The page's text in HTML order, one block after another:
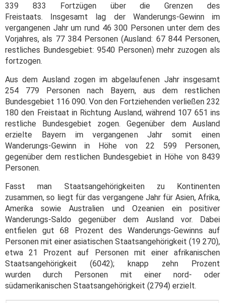
339 833 Fortzügen über die Grenzen des
Freistaats. Insgesamt lag der Wanderungs-Gewinn im
vergangenen Jahr um rund 46 300 Personen unter dem des
Vorjahres, als 77 384 Personen (Ausland: 67 844 Personen,
restliches Bundesgebiet: 9540 Personen) mehr zuzogen als
fortzogen.
Aus dem Ausland zogen im abgelaufenen Jahr insgesamt
254 779 Personen nach Bayern, aus dem restlichen
Bundesgebiet 116 090. Von den Fortziehenden verließen 232
180 den Freistaat in Richtung Ausland, während 107 651 ins
restliche Bundesgebiet zogen. Gegenüber dem Ausland
erzielte Bayern im vergangenen Jahr somit einen
Wanderungs-Gewinn in Höhe von 22 599 Personen,
gegenüber dem restlichen Bundesgebiet in Höhe von 8439
Personen.
Fasst man Staatsangehörigkeiten zu Kontinenten
zusammen, so liegt für das vergangene Jahr für Asien, Afrika,
Amerika sowie Australien und Ozeanien ein positiver
Wanderungs-Saldo gegenüber dem Ausland vor. Dabei
entfielen gut 68 Prozent des Wanderungs-Gewinns auf
Personen mit einer asiatischen Staatsangehörigkeit (19 270),
etwa 21 Prozent auf Personen mit einer afrikanischen
Staatsangehörigkeit (6042); knapp zehn Prozent
wurden durch Personen mit einer nord- oder
südamerikanischen Staatsangehörigkeit (2794) erzielt.